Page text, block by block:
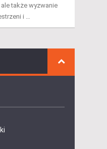
także wyzwanie
i …